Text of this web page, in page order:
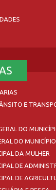
E
DO
DO MUNICÍPIO
DA MULHER
DE
DE